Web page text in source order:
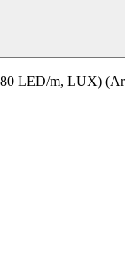
80 LED/m, LUX)